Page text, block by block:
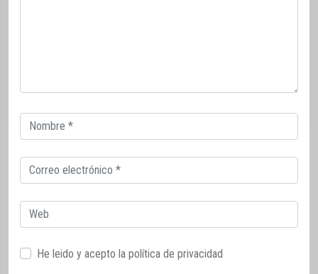
Correo
electrónico
Correo
electrónico
Web
He leido y acepto la política de privacidad